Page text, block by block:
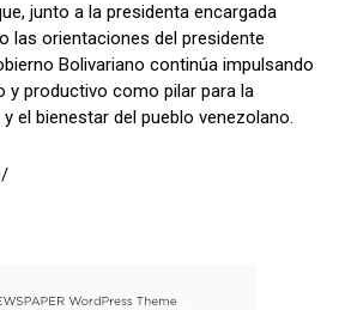
junto a la presidenta encargada
las orientaciones del presidente
Bolivariano continúa impulsando
y productivo como pilar para la
el bienestar del pueblo venezolano.